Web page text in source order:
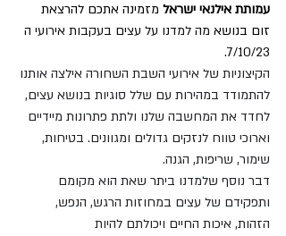
עמותת אילנאי ישראל מזמינה אתכם להרצאת
זום בנושא מה למדנו על עצים בעקבות אירועי ה
7/10/23
.
הקיצוניות של אירועי השבת השחורה אילצה אותנו
להתמודד במהירות עם שלל סוגיות בנושא עצים,
לחדד את המחשבה שלנו ולתת פתרונות מיידיים
וארוכי טווח לנזקים גדולים ומגוונים. בטיחות,
שימור, שריפות, הגנה.
דבר נוסף שלמדנו ביתר שאת הוא מקומם
ותפקידם של עצים במחוזות הרגש, הנפש,
הזהות, איכות החיים ויכולתם להיות